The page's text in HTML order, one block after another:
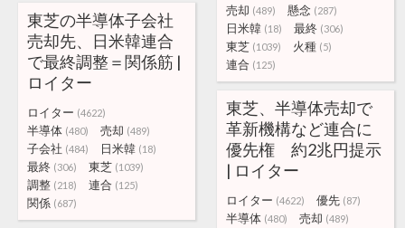
売却 (489) 懸念 (287)
日米韓 (18) 最終 (306)
東芝 (1039) 火種 (5)
連合 (125)
東芝の半導体子会社
売却先、日米韓連合
で最終調整＝関係筋 |
ロイター
ロイター (4622)
半導体 (480) 売却 (489)
子会社 (484) 日米韓 (18)
最終 (306) 東芝 (1039)
調整 (218) 連合 (125)
関係 (687)
東芝、半導体売却で
革新機構など連合に
優先権 約2兆円提示
| ロイター
ロイター (4622) 優先 (87)
半導体 (480) 売却 (489)